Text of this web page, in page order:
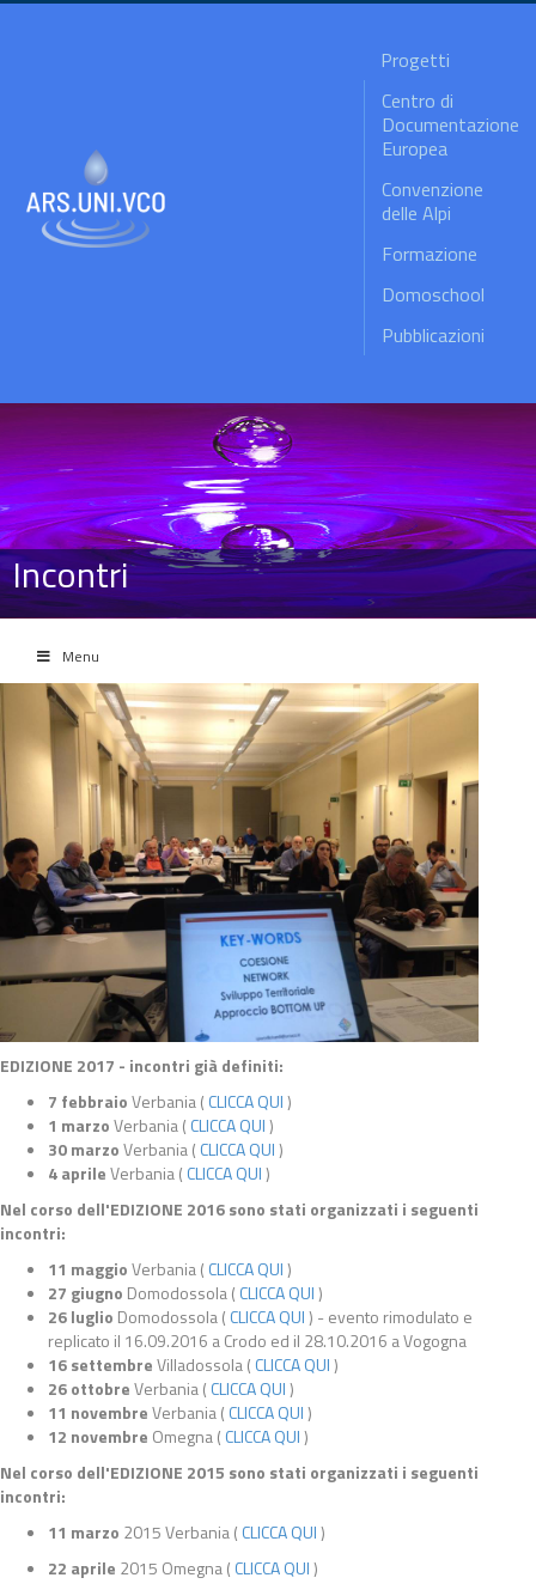
Progetti
Centro di
Documentazione
Europea
Convenzione
delle Alpi
Formazione
Domoschool
Pubblicazioni
Incontri
Menu
EDIZIONE 2017 - incontri già definiti:
7 febbraioVerbania ( CLICCA QUI)
1 marzoVerbania ( CLICCA QUI)
30 marzoVerbania ( CLICCA QUI)
4 aprileVerbania ( CLICCA QUI)
Nel corso dell'EDIZIONE 2016 sono stati organizzati i seguenti
incontri:
11 maggioVerbania ( CLICCA QUI)
27 giugno Domodossola ( CLICCA QUI)
26 luglio Domodossola ( CLICCA QUI) - evento rimodulato e
replicato il 16.09.2016 a Crodo ed il 28.10.2016 a Vogogna
16 settembreVilladossola ( CLICCA QUI)
26 ottobreVerbania ( CLICCA QUI)
11 novembreVerbania ( CLICCA QUI)
12 novembre Omegna ( CLICCA QUI)
Nel corso dell'EDIZIONE 2015 sono stati organizzati i seguenti
incontri:
11 marzo 2015 Verbania ( CLICCA QUI)
22 aprile 2015 Omegna ( CLICCA QUI)